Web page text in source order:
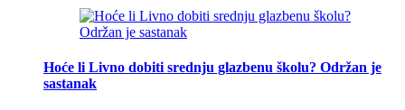
Hoće li Livno dobiti srednju glazbenu školu? Održan je
sastanak